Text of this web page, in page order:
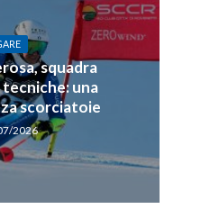
squadra
tecniche: una
scorciatoie
2026